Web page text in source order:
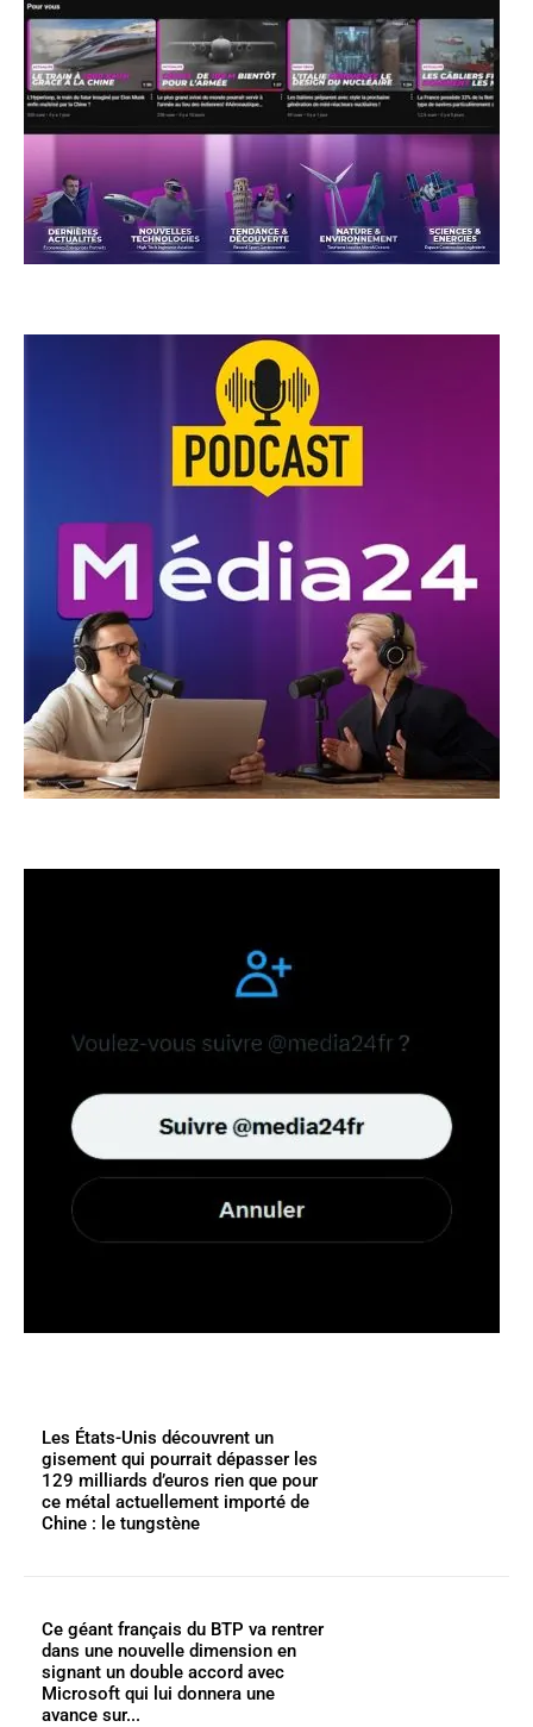
Les États-Unis découvrent un
gisement qui pourrait dépasser les
129 milliards d’euros rien que pour
ce métal actuellement importé de
Chine : le tungstène
Ce géant français du BTP va rentrer
dans une nouvelle dimension en
signant un double accord avec
Microsoft qui lui donnera une
avance sur...